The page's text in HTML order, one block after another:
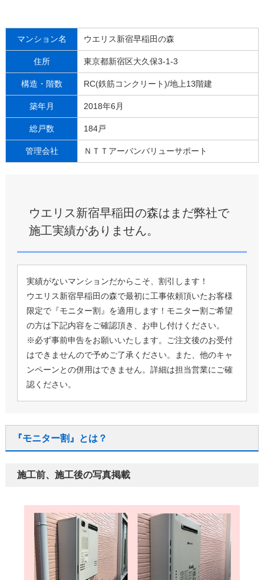
マンション名 ウエリス新宿早稲田の森
住所 東京都新宿区大久保3-1-3
構造・階数 RC(鉄筋コンクリート)/地上13階建
築年月 2018年6月
総戸数 184戸
管理会社 ＮＴＴアーバンバリューサポート
ウエリス新宿早稲田の森はまだ弊社で
施工実績がありません。
実績がないマンションだからこそ、割引します！
ウエリス新宿早稲田の森で最初に工事依頼頂いたお客様
限定で『モニター割』を適用します！モニター割ご希望
の方は下記内容をご確認頂き、お申し付けください。
※必ず事前申告をお願いいたします。ご注文後のお受付
はできませんので予めご了承ください。また、他のキャ
ンペーンとの併用はできません。詳細は担当営業にご確
認ください。
『モニター割』とは？
施工前、施工後の写真掲載